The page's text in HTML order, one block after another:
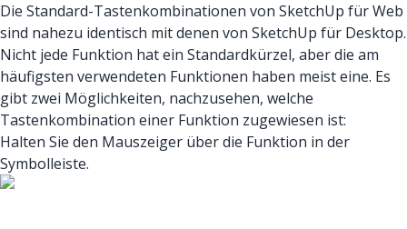
Die Standard-Tastenkombinationen von SketchUp für Web
sind nahezu identisch mit denen von SketchUp für Desktop.
Nicht jede Funktion hat ein Standardkürzel, aber die am
häufigsten verwendeten Funktionen haben meist eine. Es
gibt zwei Möglichkeiten, nachzusehen, welche
Tastenkombination einer Funktion zugewiesen ist:
Halten Sie den Mauszeiger über die Funktion in der
Symbolleiste.